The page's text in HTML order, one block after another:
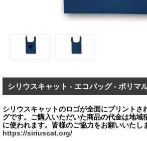
シリウスキャット - エコバッグ - ポリマ
シリウスキャットのロゴが全面にプリントさ
グです。ご購⼊いただいた商品の代金は地域
https://siriuscat.org/